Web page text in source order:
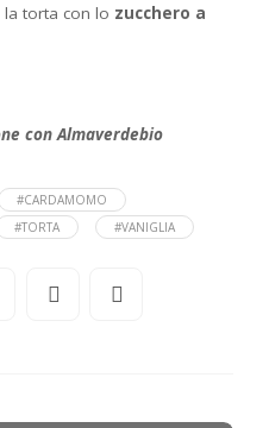
torta con lo zucchero a
con Almaverdebio
#CARDAMOMO
#TORTA #VANIGLIA